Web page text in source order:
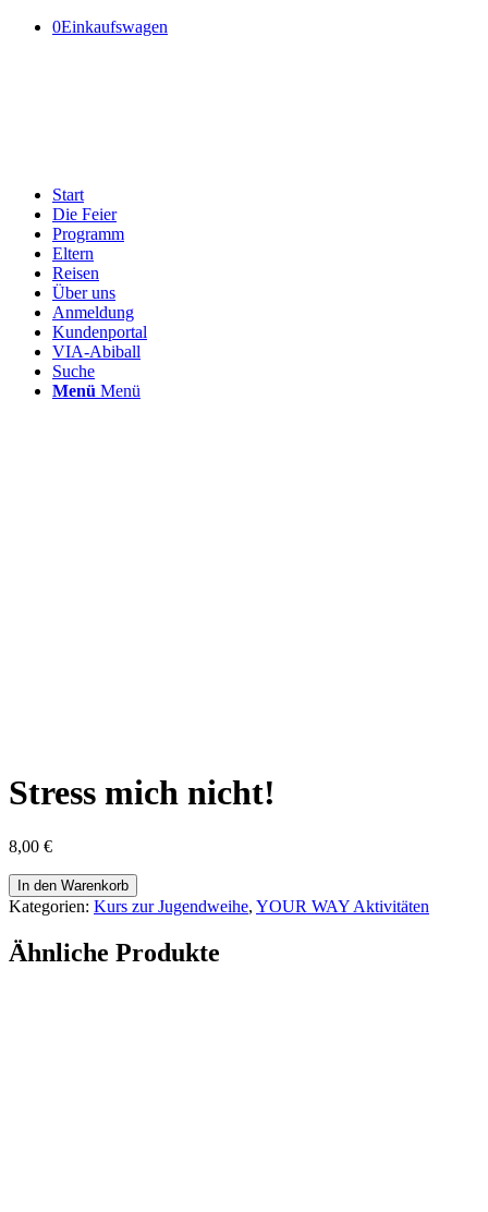
0Einkaufswagen
Start
Die Feier
Programm
Eltern
Reisen
Über uns
Anmeldung
Kundenportal
VIA-Abiball
Suche
Menü Menü
Stress mich nicht!
8,00 €
Stress
mich
nicht!
Menge
In den Warenkorb
Kategorien: Kurs zur Jugendweihe, YOUR WAY Aktivitäten
Ähnliche Produkte